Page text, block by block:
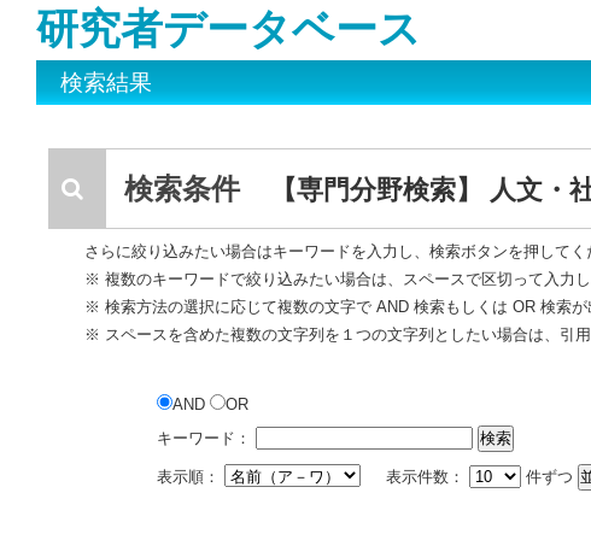
研究者データベース
検索結果
検索条件 【専門分野検索】 人文・
さらに絞り込みたい場合はキーワードを入力し、検索ボタンを押して
※ 複数のキーワードで絞り込みたい場合は、スペースで区切って入力し
※ 検索方法の選択に応じて複数の文字で AND 検索もしくは OR 検索が
※ スペースを含めた複数の文字列を１つの文字列としたい場合は、引
AND
OR
キーワード：
表示順： 表示件数： 件ずつ